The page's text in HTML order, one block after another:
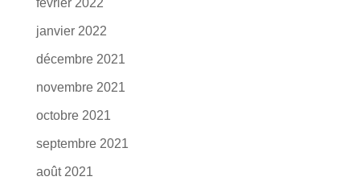
février 2022
janvier 2022
décembre 2021
novembre 2021
octobre 2021
septembre 2021
août 2021